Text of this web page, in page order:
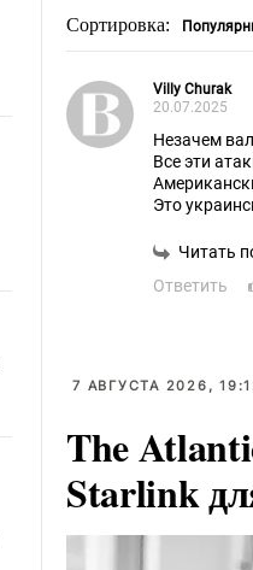
Сортировка:
Villy Churak
20.07.2025
Незачем
Все эти
Это
Это
Все эти
Читать
Ответить
7 АВГУСТА 2026,
The
Starlink